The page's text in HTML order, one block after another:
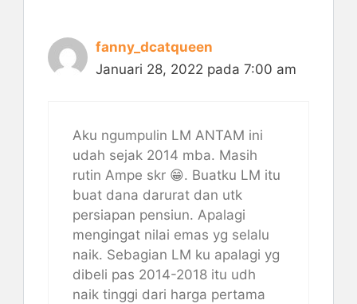
fanny_dcatqueen
Januari 28, 2022 pada 7:00 am
Aku ngumpulin LM ANTAM ini
udah sejak 2014 mba. Masih
rutin Ampe skr 😁. Buatku LM itu
buat dana darurat dan utk
persiapan pensiun. Apalagi
mengingat nilai emas yg selalu
naik. Sebagian LM ku apalagi yg
dibeli pas 2014-2018 itu udh
naik tinggi dari harga pertama